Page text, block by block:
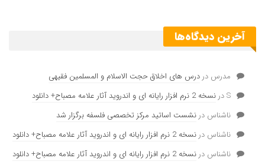
آخرین دیدگاه‌ها
مدرس در درس های اخلاق حجت الاسلام و المسلمین فقیهی
Sدر نسخه 2 نرم افزار رایانه ای و اندروید آثار علامه مصباح+ دانلود
ناشناس در نشست اساتید مرکز تخصصی فلسفه برگزار شد
ناشناس در نسخه 2 نرم افزار رایانه ای و اندروید آثار علامه مصباح+ دانلود
ناشناس در نسخه 2 نرم افزار رایانه ای و اندروید آثار علامه مصباح+ دانلود